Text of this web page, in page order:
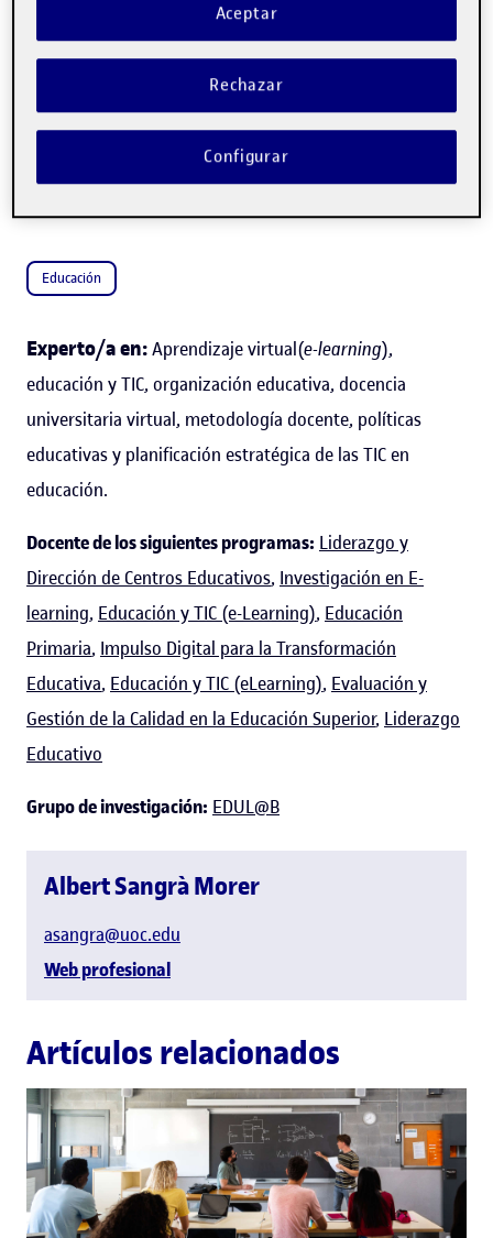
Director académico de laCátedra UNESCO de Educación y
Tecnología para el Cambio Social
Director delCentro de Investigación en los Futuros de la
Educación en la Era Digital (UOC-FuturEd)
Educación
Experto/a en:Aprendizaje virtual(e-learning),
educación y TIC, organización educativa, docencia
universitaria virtual, metodología docente, políticas
educativas y planificación estratégica de las TIC en
educación.
Docente de los siguientes programas: Liderazgo y
Dirección de Centros Educativos, Investigación en E-
learning, Educación y TIC (e-Learning), Educación
Primaria, Impulso Digital para la Transformación
Educativa, Educación y TIC (eLearning), Evaluación y
Gestión de la Calidad en la Educación Superior, Liderazgo
Educativo
Grupo de investigación: EDUL@B
Albert Sangrà Morer
asangra@uoc.edu
Web profesional
Artículos relacionados
Rechazar
Aceptar
Configurar